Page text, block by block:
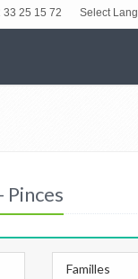
33 25 15 72 Select
Pinces
Familles